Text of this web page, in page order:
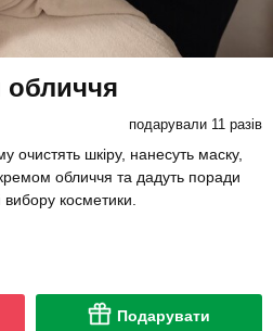
обличчя
подарували 11 разів
очистять шкіру, нанесуть маску,
обличчя та дадуть поради
косметики.
Подарувати